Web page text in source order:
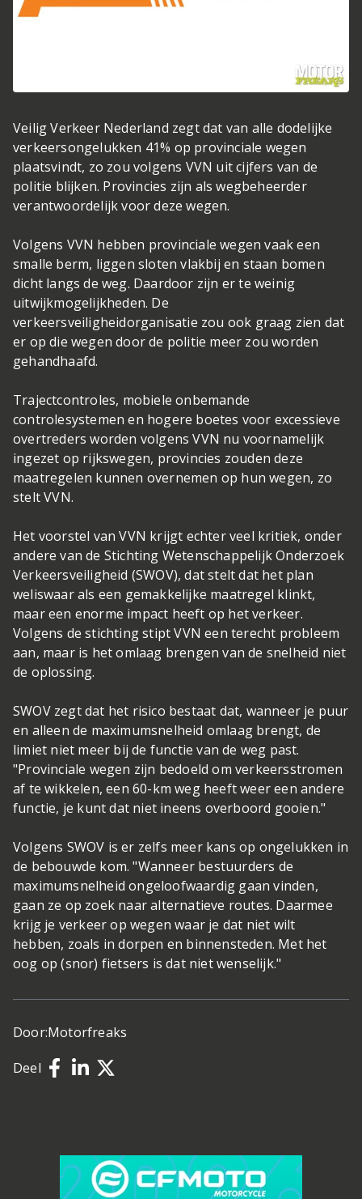
Veilig Verkeer Nederland zegt dat van alle dodelijke
verkeersongelukken 41% op provinciale wegen
plaatsvindt, zo zou volgens VVN uit cijfers van de
politie blijken. Provincies zijn als wegbeheerder
verantwoordelijk voor deze wegen.
Volgens VVN hebben provinciale wegen vaak een
smalle berm, liggen sloten vlakbij en staan bomen
dicht langs de weg. Daardoor zijn er te weinig
uitwijkmogelijkheden. De
verkeersveiligheidorganisatie zou ook graag zien dat
er op die wegen door de politie meer zou worden
gehandhaafd.
Trajectcontroles, mobiele onbemande
controlesystemen en hogere boetes voor excessieve
overtreders worden volgens VVN nu voornamelijk
ingezet op rijkswegen, provincies zouden deze
maatregelen kunnen overnemen op hun wegen, zo
stelt VVN.
Het voorstel van VVN krijgt echter veel kritiek, onder
andere van de Stichting Wetenschappelijk Onderzoek
Verkeersveiligheid (SWOV), dat stelt dat het plan
weliswaar als een gemakkelijke maatregel klinkt,
maar een enorme impact heeft op het verkeer.
Volgens de stichting stipt VVN een terecht probleem
aan, maar is het omlaag brengen van de snelheid niet
de oplossing.
SWOV zegt dat het risico bestaat dat, wanneer je puur
en alleen de maximumsnelheid omlaag brengt, de
limiet niet meer bij de functie van de weg past.
"Provinciale wegen zijn bedoeld om verkeersstromen
af te wikkelen, een 60-km weg heeft weer een andere
functie, je kunt dat niet ineens overboord gooien."
Volgens SWOV is er zelfs meer kans op ongelukken in
de bebouwde kom. "Wanneer bestuurders de
maximumsnelheid ongeloofwaardig gaan vinden,
gaan ze op zoek naar alternatieve routes. Daarmee
krijg je verkeer op wegen waar je dat niet wilt
hebben, zoals in dorpen en binnensteden. Met het
oog op (snor) fietsers is dat niet wenselijk."
Door:Motorfreaks
Deel